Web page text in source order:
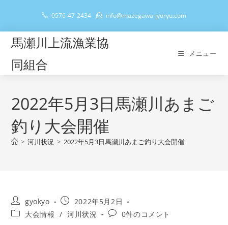
テ
0576-47-2434 info@mazegawa-jyoryu.com
馬瀬川上流漁業協
同組合
メニュー
2022年5月3日馬瀬川あまご
釣り大会開催
> 河川状況 > 2022年5月3日馬瀬川あまご釣り大会開催
投
稿
者:
gyokyo
投
稿
公
2022年5月2日
投
大会情報 / 河川状況
投
0件のコメント